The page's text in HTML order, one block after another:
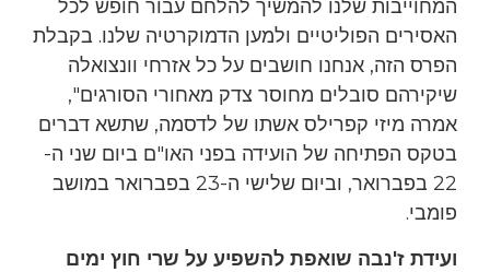
המחוייבות שלנו להמשיך להלחם עבור חופש לכל
האסירים הפוליטיים ולמען הדמוקרטיה שלנו. בקבלת
הפרס הזה, אנחנו חושבים על כל אזרחי וונצואלה
שיקירהם סובלים מחוסר צדק מאחורי הסורגים",
אמרה מיזי קפרילס אשתו של לדסמה, שתשא דברים
בטקס הפתיחה של הועידה בפני האו"ם ביום שני ה-
22 בפברואר, וביום שלישי ה-23 בפברואר במושב
פומבי.
ועידת ז'נבה שואפת להשפיע על שרי חוץ ימים